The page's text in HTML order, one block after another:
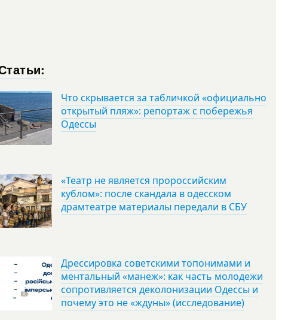
Что скрывается за табличкой «официально
открытый пляж»: репортаж с побережья
Одессы
«Театр не является пророссийским
кублом»: после скандала в одесском
драмтеатре материалы передали в СБУ
Дрессировка советскими топонимами и
ментальный «манеж»: как часть молодежи
сопротивляется деколонизации Одессы и
почему это не «ждуны» (исследование)